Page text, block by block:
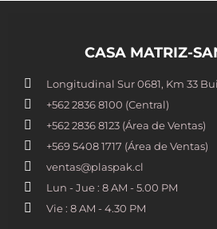
CASA MATRIZ-
Longitudinal Sur 0681, Km 33
+562 2836 8100​ (Central)
+562 2836 8123 (Área de Ventas)
+569 5408 1717 (Área de Ventas)
ventas@plaspak.cl
Lun - Jue : 8 AM - 5.00 PM
Vie : 8 AM - 4.30 PM